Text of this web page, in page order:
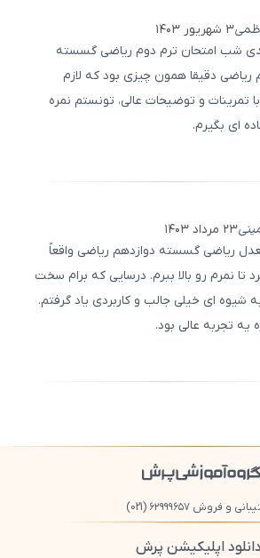
۳ شهریور ۱۴۰۳
شب امتحان ترم دوم ریاضی گسسته
ریاضی دقیقا همون چیزی بود که لازم
تمرینات و توضیحات عالی، تونستم نمره
ای بگیرم.
۲۳ مرداد ۱۴۰۳
ریاضی گسسته دوازدهم ریاضی واقعاً
تا نمرم رو بالا ببرم. درسایی که برام سخت
شیوه‌ ای خیلی جالب و کاربردی یاد گرفتم.
یه تجربه عالی بود.
و فروش ۶۲۹۹۹۶۵۷ (021)
دانلود اپلیکیشن پرش